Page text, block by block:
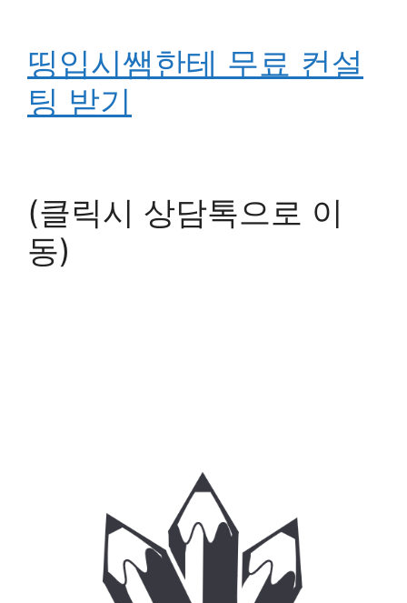
띵입시쌤한테 무료 컨설
팅 받기
(클릭시 상담톡으로 이
동)